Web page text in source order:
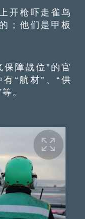
枪吓走雀鸟
；他们是甲板
障战位”的官
“航材”、“供
。